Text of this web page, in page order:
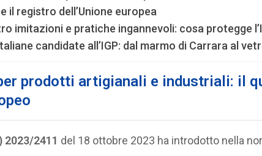
e il registro dell’Unione europea
imitazioni e pratiche ingannevoli: cosa protegge
candidate all’IGP: dal marmo di Carrara al
prodotti artigianali e industriali: il
2023/2411 del 18 ottobre 2023 ha introdotto nella